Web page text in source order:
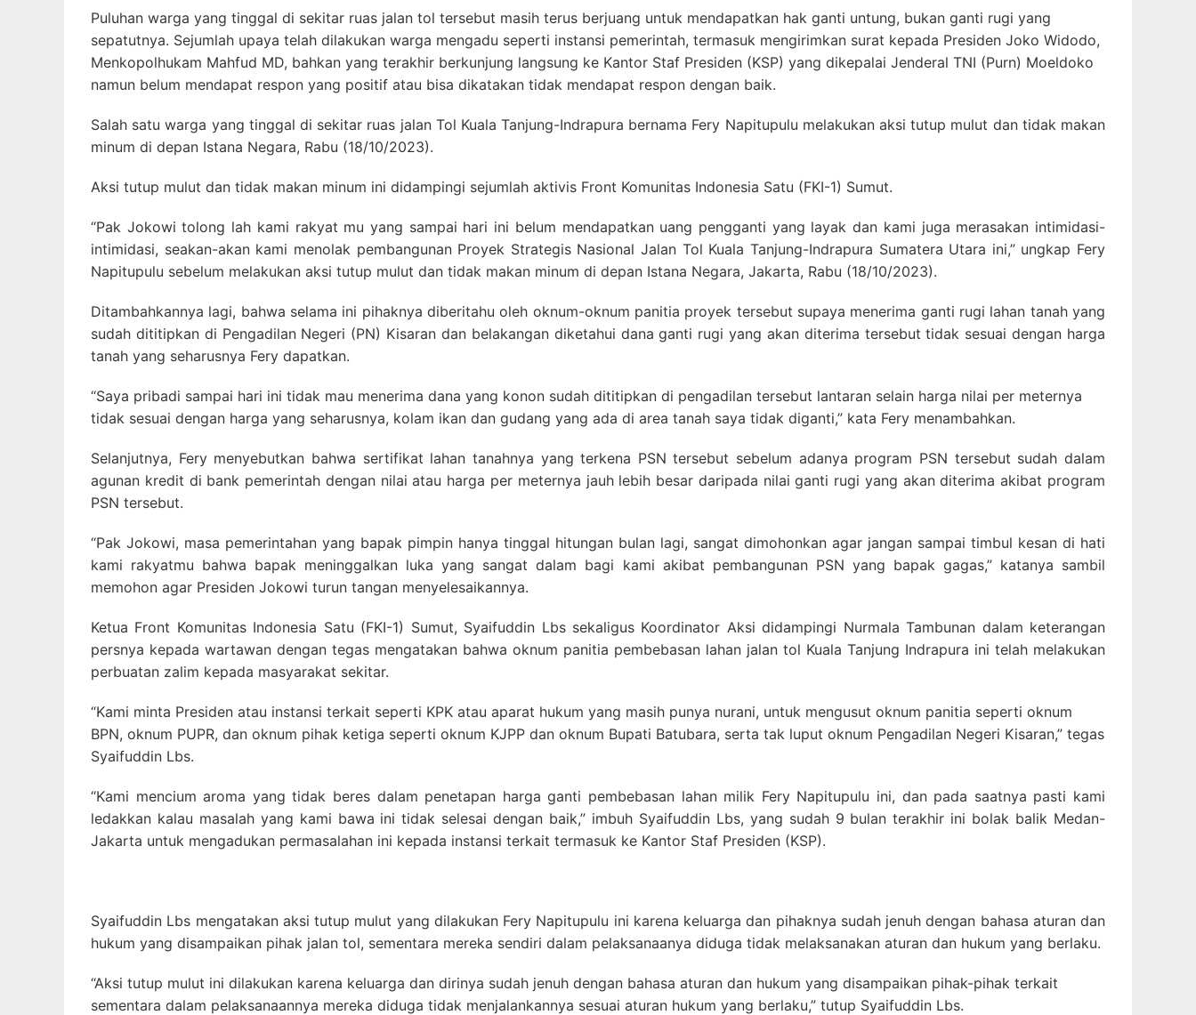
Puluhan warga yang tinggal di sekitar ruas jalan tol tersebut masih terus berjuang untuk mendapatkan hak ganti untung, bukan ganti rugi yang
sepatutnya. Sejumlah upaya telah dilakukan warga mengadu seperti instansi pemerintah, termasuk mengirimkan surat kepada Presiden Joko Widodo,
Menkopolhukam Mahfud MD, bahkan yang terakhir berkunjung langsung ke Kantor Staf Presiden (KSP) yang dikepalai Jenderal TNI (Purn) Moeldoko
namun belum mendapat respon yang positif atau bisa dikatakan tidak mendapat respon dengan baik.
Salah satu warga yang tinggal di sekitar ruas jalan Tol Kuala Tanjung-Indrapura bernama Fery Napitupulu melakukan aksi tutup mulut dan tidak makan
minum di depan Istana Negara, Rabu (18/10/2023).
Aksi tutup mulut dan tidak makan minum ini didampingi sejumlah aktivis Front Komunitas Indonesia Satu (FKI-1) Sumut.
“Pak Jokowi tolong lah kami rakyat mu yang sampai hari ini belum mendapatkan uang pengganti yang layak dan kami juga merasakan intimidasi-
intimidasi, seakan-akan kami menolak pembangunan Proyek Strategis Nasional Jalan Tol Kuala Tanjung-Indrapura Sumatera Utara ini,” ungkap Fery
Napitupulu sebelum melakukan aksi tutup mulut dan tidak makan minum di depan Istana Negara, Jakarta, Rabu (18/10/2023).
Ditambahkannya lagi, bahwa selama ini pihaknya diberitahu oleh oknum-oknum panitia proyek tersebut supaya menerima ganti rugi lahan tanah yang
sudah dititipkan di Pengadilan Negeri (PN) Kisaran dan belakangan diketahui dana ganti rugi yang akan diterima tersebut tidak sesuai dengan harga
tanah yang seharusnya Fery dapatkan.
“Saya pribadi sampai hari ini tidak mau menerima dana yang konon sudah dititipkan di pengadilan tersebut lantaran selain harga nilai per meternya
tidak sesuai dengan harga yang seharusnya, kolam ikan dan gudang yang ada di area tanah saya tidak diganti,” kata Fery menambahkan.
Selanjutnya, Fery menyebutkan bahwa sertifikat lahan tanahnya yang terkena PSN tersebut sebelum adanya program PSN tersebut sudah dalam
agunan kredit di bank pemerintah dengan nilai atau harga per meternya jauh lebih besar daripada nilai ganti rugi yang akan diterima akibat program
PSN tersebut.
“Pak Jokowi, masa pemerintahan yang bapak pimpin hanya tinggal hitungan bulan lagi, sangat dimohonkan agar jangan sampai timbul kesan di hati
kami rakyatmu bahwa bapak meninggalkan luka yang sangat dalam bagi kami akibat pembangunan PSN yang bapak gagas,” katanya sambil
memohon agar Presiden Jokowi turun tangan menyelesaikannya.
Ketua Front Komunitas Indonesia Satu (FKI-1) Sumut, Syaifuddin Lbs sekaligus Koordinator Aksi didampingi Nurmala Tambunan dalam keterangan
persnya kepada wartawan dengan tegas mengatakan bahwa oknum panitia pembebasan lahan jalan tol Kuala Tanjung Indrapura ini telah melakukan
perbuatan zalim kepada masyarakat sekitar.
“Kami minta Presiden atau instansi terkait seperti KPK atau aparat hukum yang masih punya nurani, untuk mengusut oknum panitia seperti oknum
BPN, oknum PUPR, dan oknum pihak ketiga seperti oknum KJPP dan oknum Bupati Batubara, serta tak luput oknum Pengadilan Negeri Kisaran,” tegas
Syaifuddin Lbs.
“Kami mencium aroma yang tidak beres dalam penetapan harga ganti pembebasan lahan milik Fery Napitupulu ini, dan pada saatnya pasti kami
ledakkan kalau masalah yang kami bawa ini tidak selesai dengan baik,” imbuh Syaifuddin Lbs, yang sudah 9 bulan terakhir ini bolak balik Medan-
Jakarta untuk mengadukan permasalahan ini kepada instansi terkait termasuk ke Kantor Staf Presiden (KSP).
Syaifuddin Lbs mengatakan aksi tutup mulut yang dilakukan Fery Napitupulu ini karena keluarga dan pihaknya sudah jenuh dengan bahasa aturan dan
hukum yang disampaikan pihak jalan tol, sementara mereka sendiri dalam pelaksanaanya diduga tidak melaksanakan aturan dan hukum yang berlaku.
“Aksi tutup mulut ini dilakukan karena keluarga dan dirinya sudah jenuh dengan bahasa aturan dan hukum yang disampaikan pihak-pihak terkait
sementara dalam pelaksanaannya mereka diduga tidak menjalankannya sesuai aturan hukum yang berlaku,” tutup Syaifuddin Lbs.